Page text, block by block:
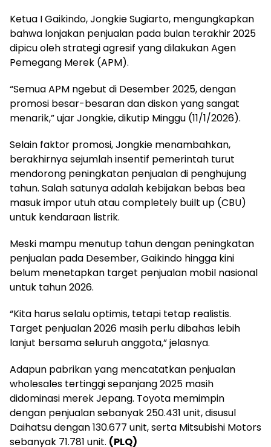
Ketua I Gaikindo, Jongkie Sugiarto, mengungkapkan
bahwa lonjakan penjualan pada bulan terakhir 2025
dipicu oleh strategi agresif yang dilakukan Agen
Pemegang Merek (APM).
“Semua APM ngebut di Desember 2025, dengan
promosi besar-besaran dan diskon yang sangat
menarik,” ujar Jongkie, dikutip Minggu (11/1/2026).
Selain faktor promosi, Jongkie menambahkan,
berakhirnya sejumlah insentif pemerintah turut
mendorong peningkatan penjualan di penghujung
tahun. Salah satunya adalah kebijakan bebas bea
masuk impor utuh atau completely built up (CBU)
untuk kendaraan listrik.
Meski mampu menutup tahun dengan peningkatan
penjualan pada Desember, Gaikindo hingga kini
belum menetapkan target penjualan mobil nasional
untuk tahun 2026.
“Kita harus selalu optimis, tetapi tetap realistis.
Target penjualan 2026 masih perlu dibahas lebih
lanjut bersama seluruh anggota,” jelasnya.
Adapun pabrikan yang mencatatkan penjualan
wholesales tertinggi sepanjang 2025 masih
didominasi merek Jepang. Toyota memimpin
dengan penjualan sebanyak 250.431 unit, disusul
Daihatsu dengan 130.677 unit, serta Mitsubishi Motors
sebanyak 71.781 unit. (PLQ)